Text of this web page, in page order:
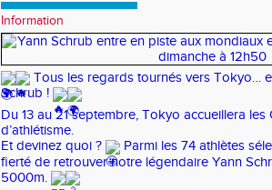
Information
Tous les regards tournés vers Tokyo…
Schrub !
Du 13 au 21 septembre, Tokyo accueillera
d’athlétisme.
Et devinez quoi ?
Parmi les 74 athlètes
fierté de retrouver notre légendaire Yann
5000m.